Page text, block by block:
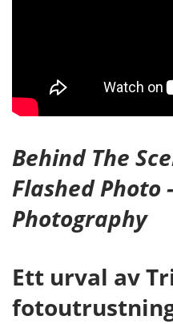
Behind The
Flashed Photo
Photography
Ett urval av